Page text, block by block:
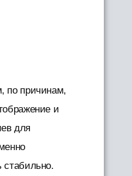
по причинам,
и
для
стабильно.